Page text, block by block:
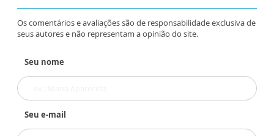
Os comentários e avaliações são de responsabilidade exclusiva de
seus autores e não representam a opinião do site.
Seu nome
Seu e-mail